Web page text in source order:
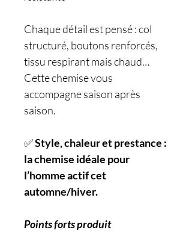
Chaque détail est pensé : col
structuré, boutons renforcés,
tissu respirant mais chaud…
Cette chemise vous
accompagne saison après
saison.
✅Style, chaleur et prestance :
la chemise idéale pour
l’homme actif cet
automne/hiver.
Points forts produit